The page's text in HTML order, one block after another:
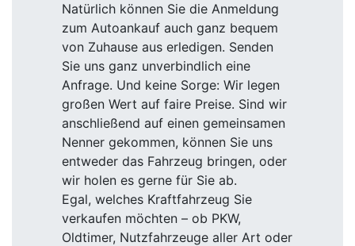
Natürlich können Sie die Anmeldung
zum Autoankauf auch ganz bequem
von Zuhause aus erledigen. Senden
Sie uns ganz unverbindlich eine
Anfrage. Und keine Sorge: Wir legen
großen Wert auf faire Preise. Sind wir
anschließend auf einen gemeinsamen
Nenner gekommen, können Sie uns
entweder das Fahrzeug bringen, oder
wir holen es gerne für Sie ab.
Egal, welches Kraftfahrzeug Sie
verkaufen möchten – ob PKW,
Oldtimer, Nutzfahrzeuge aller Art oder